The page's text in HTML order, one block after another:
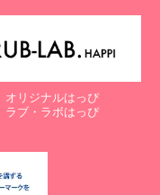
の解決の申出先】
号 六本木ファースト
オリジナルはっぴ
ラブ・ラボはっぴ